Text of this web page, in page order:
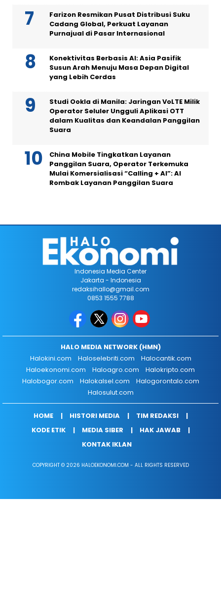
Farizon Resmikan Pusat Distribusi Suku
Cadang Global, Perkuat Layanan
Purnajual di Pasar Internasional
Konektivitas Berbasis AI: Asia Pasifik
Susun Arah Menuju Masa Depan Digital
yang Lebih Cerdas
Studi Ookla di Manila: Jaringan VoLTE Milik
Operator Seluler Ungguli Aplikasi OTT
dalam Kualitas dan Keandalan Panggilan
Suara
China Mobile Tingkatkan Layanan
Panggilan Suara, Operator Terkemuka
Mulai Komersialisasi “Calling + AI”: AI
Rombak Layanan Panggilan Suara
Indonesia Media Center
Jakarta - Indonesia
redaksihallo@gmail.com
0853 1555 7788
HALO MEDIA NETWORK (HMN)
Halokini.com
Haloselebriti.com
Halocantik.com
Haloekonomi.com
Haloagro.com
Halokripto.com
Halobogor.com
Halokalsel.com
Halogorontalo.com
Halosulut.com
HOME HISTORI MEDIA
TIM REDAKSI
KODE ETIK
MEDIA SIBER
HAK JAWAB
KONTAK IKLAN
COPYRIGHT © 2026 HALOEKONOMI.COM - ALL RIGHTS RESERVED